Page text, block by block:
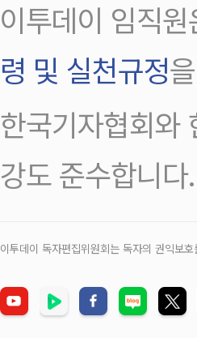
이투데이 임직
령 및 실천규정
한국기자협회와
강도 준수합니다.
이투데이 독자편집위원회는 독자의 권익보